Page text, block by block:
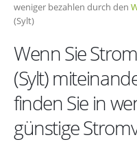
weniger bezahlen durch den
(Sylt)
Wenn Sie
(Sylt)
finden Sie in
günstige